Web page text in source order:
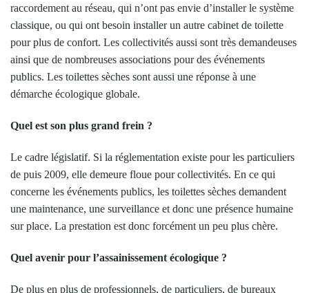
raccordement au réseau, qui n’ont pas envie d’installer le système
classique, ou qui ont besoin installer un autre cabinet de toilette
pour plus de confort. Les collectivités aussi sont très demandeuses
ainsi que de nombreuses associations pour des événements
publics. Les toilettes sèches sont aussi une réponse à une
démarche écologique globale.
Quel est son plus grand frein ?
Le cadre législatif. Si la réglementation existe pour les particuliers
de puis 2009, elle demeure floue pour collectivités. En ce qui
concerne les événements publics, les toilettes sèches demandent
une maintenance, une surveillance et donc une présence humaine
sur place. La prestation est donc forcément un peu plus chère.
Quel avenir pour l’assainissement écologique ?
De plus en plus de professionnels, de particuliers, de bureaux